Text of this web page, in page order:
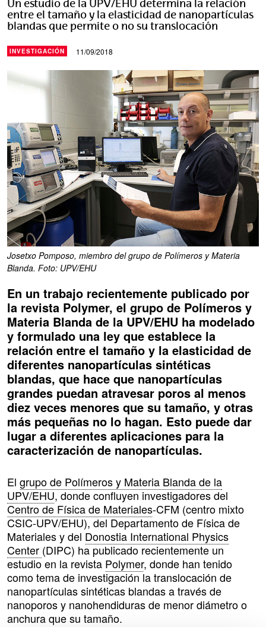
Un estudio de la UPV/EHU determina la relación
entre el tamaño y la elasticidad de nanopartículas
blandas que permite o no su translocación
INVESTIGACIÓN 11/09/2018
Josetxo Pomposo, miembro del grupo de Polímeros y Materia
Blanda. Foto: UPV/EHU
En un trabajo recientemente publicado por
la revista Polymer, el grupo de Polímeros y
Materia Blanda de la UPV/EHU ha modelado
y formulado una ley que establece la
relación entre el tamaño y la elasticidad de
diferentes nanopartículas sintéticas
blandas, que hace que nanopartículas
grandes puedan atravesar poros al menos
diez veces menores que su tamaño, y otras
más pequeñas no lo hagan. Esto puede dar
lugar a diferentes aplicaciones para la
caracterización de nanopartículas.
El grupo de Polímeros y Materia Blanda de la
UPV/EHU, donde confluyen investigadores del
Centro de Física de Materiales-CFM (centro mixto
CSIC-UPV/EHU), del Departamento de Física de
Materiales y del Donostia International Physics
Center (DIPC) ha publicado recientemente un
estudio en la revista Polymer, donde han tenido
como tema de investigación la translocación de
nanopartículas sintéticas blandas a través de
nanoporos y nanohendiduras de menor diámetro o
anchura que su tamaño.